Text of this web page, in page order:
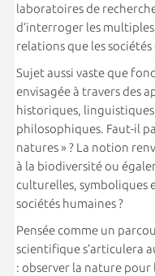
laboratoires de
d’interroger les
relations que les
Sujet aussi vaste que
envisagée à travers des
historiques,
philosophiques. Faut-il
natures » ? La notion
à la biodiversité ou
culturelles, symboliques
sociétés humaines ?
Pensée comme un
scientifique s’articulera
: observer la nature